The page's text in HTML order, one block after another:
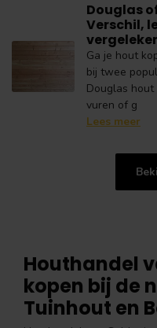
Douglas
Verschil,
Ga je hout
bij twee
Douglas
vuren of g
Lees meer
Houthandel
kopen bij de
Tuinhout en